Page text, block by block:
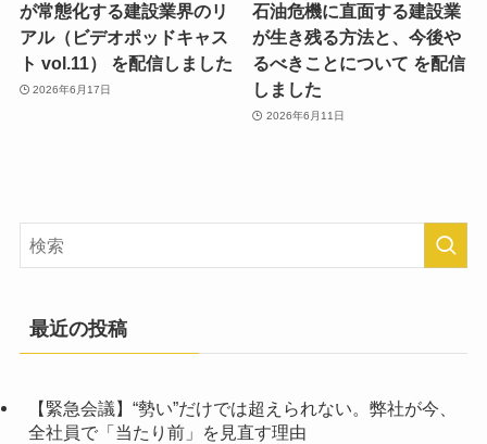
が常態化する建設業界のリ
アル（ビデオポッドキャス
ト vol.11） を配信しました
2026年6月17日
石油危機に直面する建設業
が生き残る方法と、今後や
るべきことについて を配信
しました
2026年6月11日
最近の投稿
【緊急会議】“勢い”だけでは超えられない。弊社が今、
全社員で「当たり前」を見直す理由